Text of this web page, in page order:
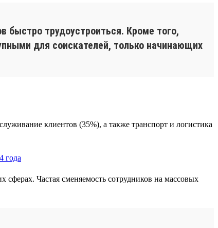
быстро трудоустроиться. Кроме того,
для соискателей, только начинающих
клиентов (35%), а также транспорт и логистика
сферах. Частая сменяемость сотрудников на массовых